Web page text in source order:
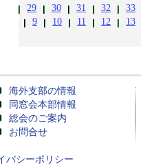
33
32
31
30
29
13
12
11
10
9
海外支部の情報
同窓会本部情報
総会のご案内
お問合せ
バシーポリシー